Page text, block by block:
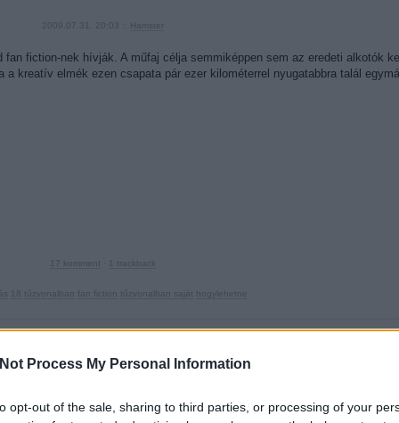
Process My Personal Information
opt-out of the sale, sharing to third parties, or processing of your
2009.07.31. 20:03 :: Hamster
fiction-nek hívják. A műfaj célja semmiképpen sem az eredeti alkotók
kreatív elmék ezen csapata pár ezer kilométerrel nyugatabbra talál
17
tűzvonalban fan fiction tűzvonalban saját
Tűzvonalban 4x06: Húsdarálóban II.